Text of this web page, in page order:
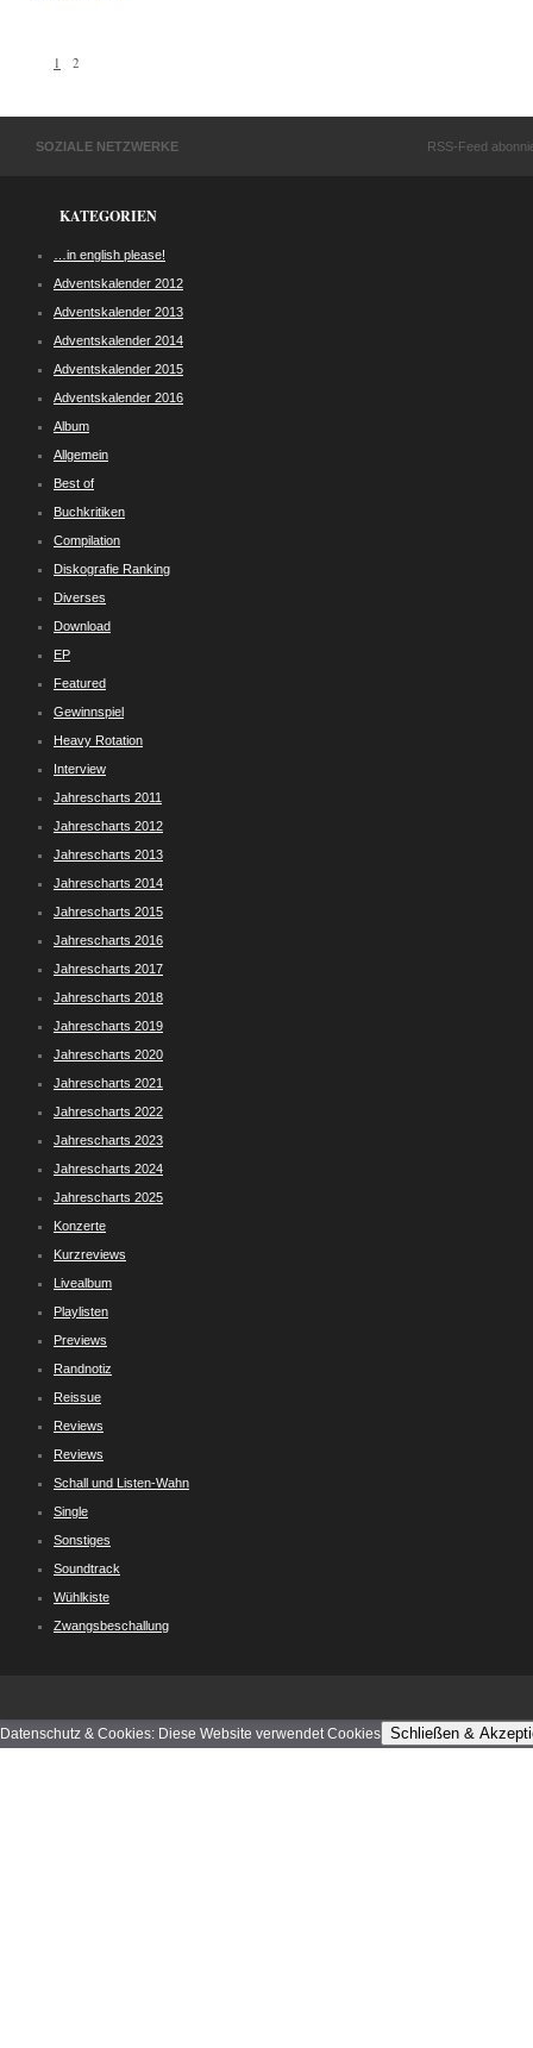
1 2
SOZIALE NETZWERKE RSS-Feed
KATEGORIEN
…in english please!
Adventskalender 2012
Adventskalender 2013
Adventskalender 2014
Adventskalender 2015
Adventskalender 2016
Album
Allgemein
Best of
Buchkritiken
Compilation
Diskografie Ranking
Diverses
Download
EP
Featured
Gewinnspiel
Heavy Rotation
Interview
Jahrescharts 2011
Jahrescharts 2012
Jahrescharts 2013
Jahrescharts 2014
Jahrescharts 2015
Jahrescharts 2016
Jahrescharts 2017
Jahrescharts 2018
Jahrescharts 2019
Jahrescharts 2020
Jahrescharts 2021
Jahrescharts 2022
Jahrescharts 2023
Jahrescharts 2024
Jahrescharts 2025
Konzerte
Kurzreviews
Livealbum
Playlisten
Previews
Randnotiz
Reissue
Reviews
Reviews
Schall und Listen-Wahn
Single
Sonstiges
Soundtrack
Wühlkiste
Zwangsbeschallung
Datenschutz & Cookies: Diese Website verwendet Cookies Schließen &